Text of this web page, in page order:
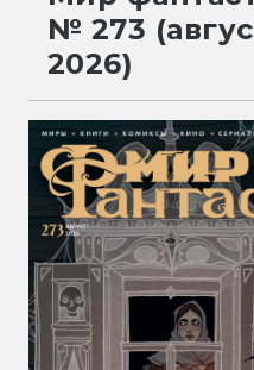
№ 273
2026)